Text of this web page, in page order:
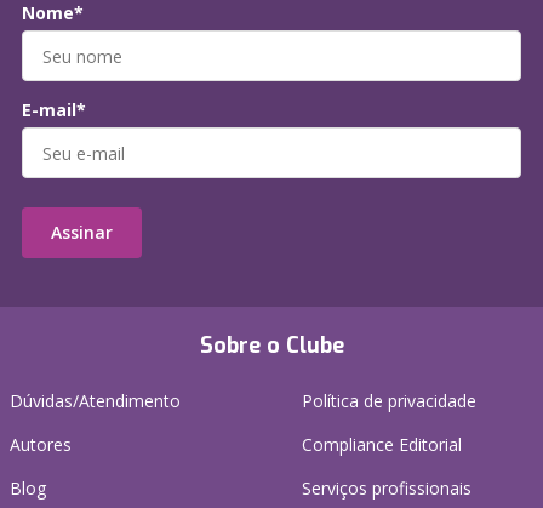
Sobre o Clube
Dúvidas/Atendimento
Autores
Blog
Política de privacidade
Compliance Editorial
Serviços profissionais
Nome*
E-mail*
Assinar